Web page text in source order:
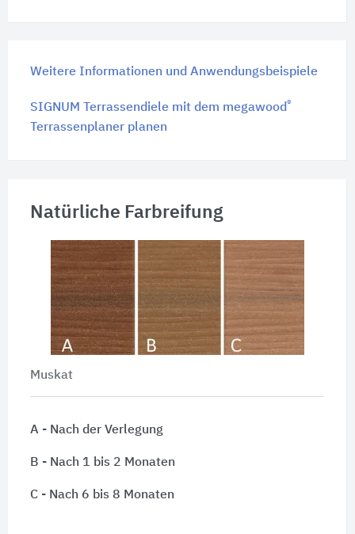
Weitere Informationen und Anwendungsbeispiele
SIGNUM Terrassendiele mit dem megawood®
Terrassenplaner planen
Natürliche Farbreifung
Muskat
A - Nach der Verlegung
B - Nach 1 bis 2 Monaten
C - Nach 6 bis 8 Monaten